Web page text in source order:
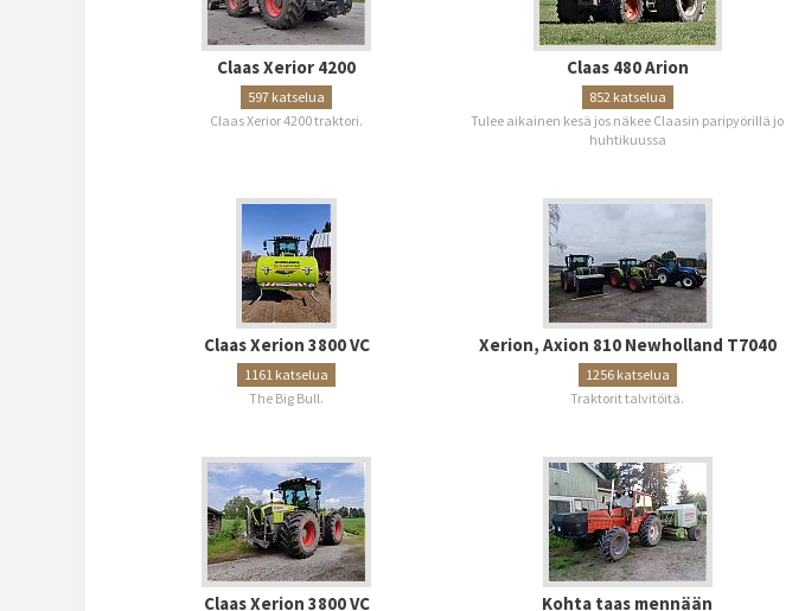
Claas Xerior 4200
597 katselua
Claas Xerior 4200 traktori.
Claas 480 Arion
852 katselua
Tulee aikainen kesä jos näkee Claasin paripyörillä jo
huhtikuussa
Claas Xerion 3800 VC
1161 katselua
The Big Bull.
Xerion, Axion 810 Newholland T7040
1256 katselua
Traktorit talvitöitä.
Claas Xerion 3800 VC Kohta taas mennään